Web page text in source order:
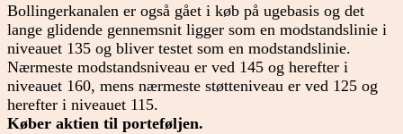
Bollingerkanalen er også gået i køb på ugebasis og det
lange glidende gennemsnit ligger som en modstandslinie i
niveauet 135 og bliver testet som en modstandslinie.
Nærmeste modstandsniveau er ved 145 og herefter i
niveauet 160, mens nærmeste støtteniveau er ved 125 og
herefter i niveauet 115.
Køber aktien til porteføljen.